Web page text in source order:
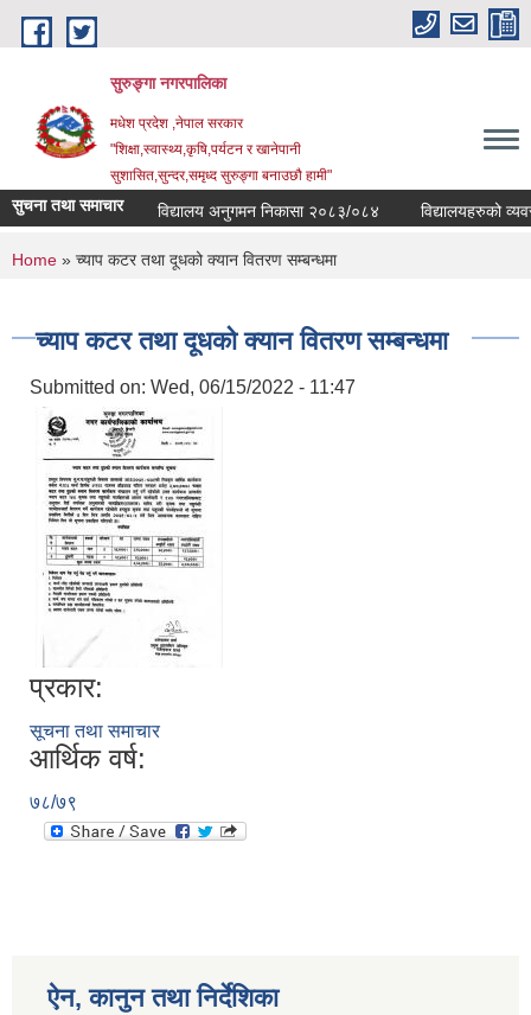
Skip to main content
सुरुङ्‍गा नगरपालिका
मधेश प्रदेश ,नेपाल सरकार
"शिक्षा,स्वास्थ्य,कृषि,पर्यटन र खानेपानी
सुशासित,सुन्दर,समृध्द सुरुङ्गा बनाउछौ हामी"
सुचना तथा समाचार विद्यालय अनुगमन निकासा २०८३/०८४ विद्यालयहरुको
You are here
Home » च्याप कटर तथा दूधको क्यान वितरण सम्बन्धमा
च्याप कटर तथा दूधको क्यान वितरण सम्बन्धमा
Submitted on: Wed, 06/15/2022 - 11:47
प्रकार:
सूचना तथा समाचार
आर्थिक वर्ष:
७८/७९
ऐन, कानुन तथा निर्देशिका